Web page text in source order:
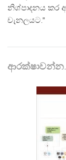
නිශ්පාදනය කර
චැනලයට."